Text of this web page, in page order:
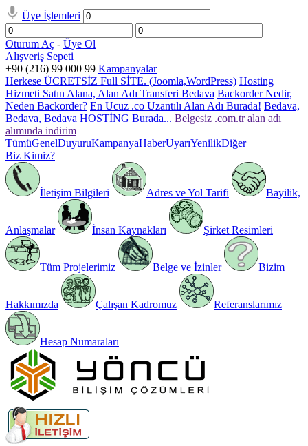
Üye İşlemleri
Oturum Aç - Üye Ol
Alışveriş Sepeti
+90 (216) 99 000 99 Kampanyalar
Herkese ÜCRETSİZ Full SİTE. (Joomla,WordPress) Hosting
Hizmeti Satın Alana, Alan Adı Transferi Bedava Backorder Nedir,
Neden Backorder? En Ucuz .co Uzantılı Alan Adı Burada! Bedava,
Bedava, Bedava HOSTİNG Burada... Belgesiz .com.tr alan adı
alımında indirim
TümüGenelDuyuruKampanyaHaberUyarıYenilikDiğer
Biz Kimiz?
İletişim Bilgileri Adres ve Yol Tarifi Bayilik,
Anlaşmalar İnsan Kaynakları Şirket Resimleri
Tüm Projelerimiz Belge ve İzinler Bizim
Hakkımızda Çalışan Kadromuz Referanslarımız
Hesap Numaraları